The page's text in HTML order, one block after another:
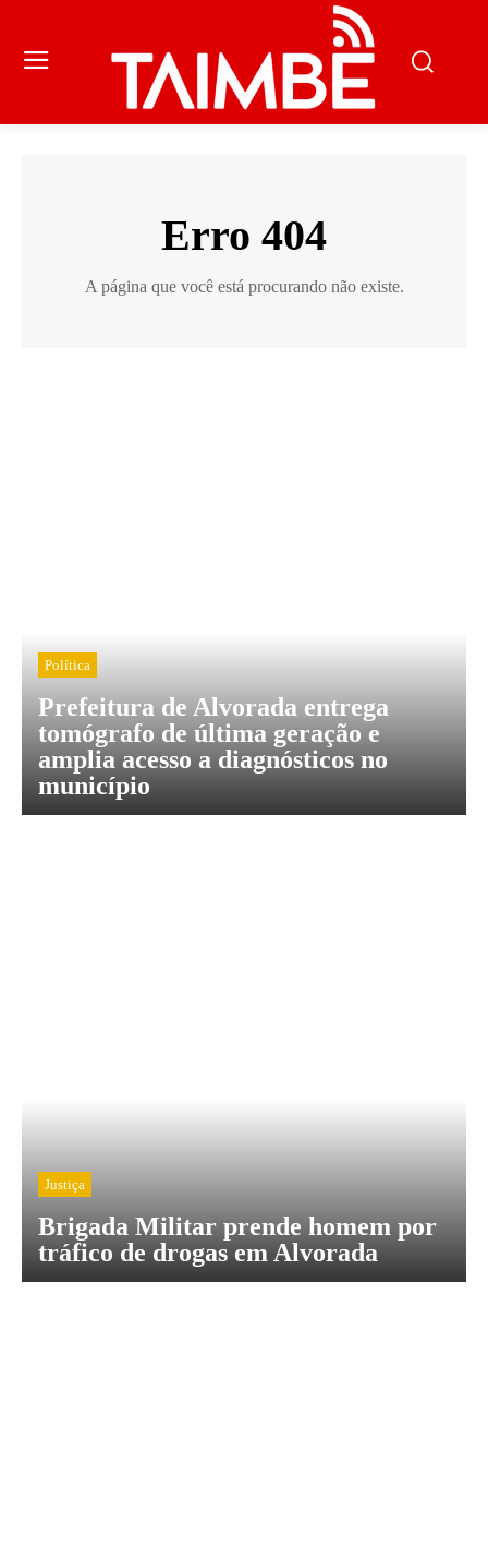
Erro 404
A página que você está procurando não existe.
Política
Prefeitura de Alvorada entrega
tomógrafo de última geração e
amplia acesso a diagnósticos no
município
Justiça
Brigada Militar prende homem por
tráfico de drogas em Alvorada